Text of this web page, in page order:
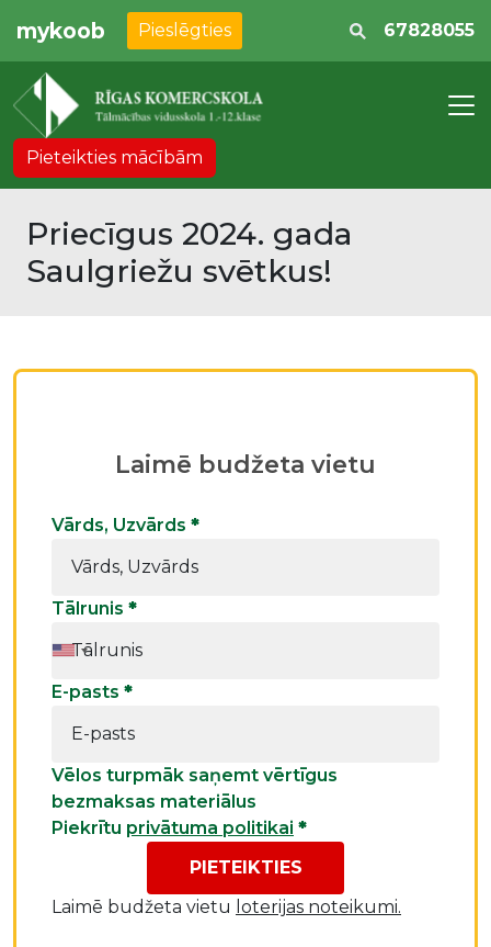
mykoob Pieslēgties 67828055
Pieteikties mācībām
Priecīgus 2024. gada
Saulgriežu svētkus!
Laimē budžeta vietu
Vārds, Uzvārds *
Tālrunis *
E-pasts *
Vēlos turpmāk saņemt vērtīgus
bezmaksas materiālus
Piekrītu privātuma politikai *
PIETEIKTIES
Laimē budžeta vietu loterijas noteikumi.